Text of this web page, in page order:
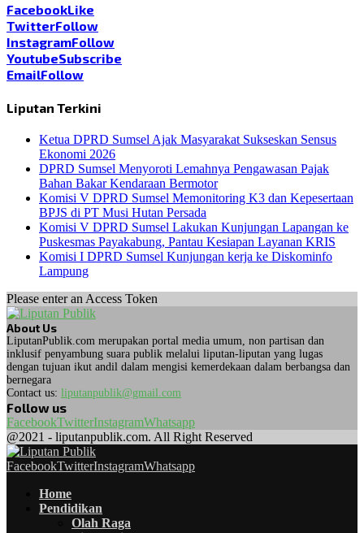
FacebookLike
TwitterFollow
InstagramFollow
YoutubeSubscribe
EmailFollow
Liputan Terkini
Ketua DPRD Sumsel Ajak Masyarakat Sukseskan Sensus
Ekonomi 2026
DPRD Sumsel Menyoroti Lemahnya Pengawasan Pajak
Bahan Bakar Kendaraan Bermotor
Komisi V DPRD Sumsel Memonitoring K3 dan Kepesertaan
BPJS di PT Musi Hutan Persada
Komisi V DPRD Sumsel Lakukan Kunjungan Lapangan ke
Puskesmas Payakabung, Pantau Kesiapan Layanan KRIS
Komisi I DPRD Sumsel Kunjungan kerja ke Diskominfo
Lampung
Please enter an Access Token
About Us
LiputanPublik.com merupakan portal media umum, non partisan dan
inklusif penyambung suara publik melalui liputan-liputan yang lugas
dengan tujuan ikut andil dalam mengisi kemerdekaan dalam berbangsa dan
bernegara
Contact us: liputanpublik@gmail.com
Follow us
FacebookTwitterInstagramWhatsapp
@2021 - liputanpublik.com. All Right Reserved
FacebookTwitterInstagramWhatsapp
Home
Pendidikan
Olah Raga